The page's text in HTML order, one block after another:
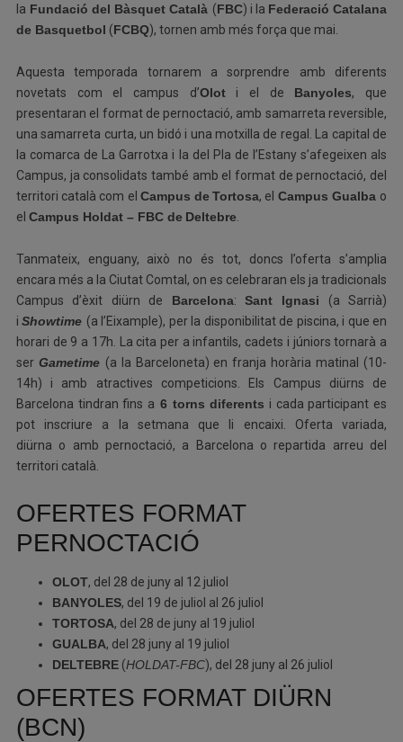
la Fundació del Bàsquet Català (FBC) i la Federació Catalana
de Basquetbol (FCBQ), tornen amb més força que mai.
Aquesta temporada tornarem a sorprendre amb diferents
novetats com el campus d’Oloti el de Banyoles, que
presentaran el format de pernoctació, amb samarreta reversible,
una samarreta curta, un bidó i una motxilla de regal. La capital de
la comarca de La Garrotxa i la del Pla de l’Estany s’afegeixen als
Campus, ja consolidats també amb el format de pernoctació, del
territori català com el Campus de Tortosa, el Campus Gualba o
el Campus Holdat – FBC de Deltebre
Tanmateix, enguany, això no és tot, doncs l’oferta s’amplia
encara més a la Ciutat Comtal, on es celebraran els ja tradicionals
Campus d’èxit diürn de Barcelona: Sant Ignasi (a Sarrià)
iShowtime (a l’Eixample), per la disponibilitat de piscina, i que en
horari de 9 a 17h. La cita per a infantils, cadets i júniors tornarà a
ser Gametime (a la Barceloneta) en franja horària matinal (10-
14h) i amb atractives competicions. Els Campus diürns de
Barcelona tindran fins a 6 torns diferents i cada participant es
pot inscriure a la setmana que li encaixi. Oferta variada,
diürna o amb pernoctació, a Barcelona o repartida arreu del
territori català.
OFERTES FORMAT
PERNOCTACIÓ
OLOT, del 28 de juny al 12 juliol
BANYOLES, del 19 de juliol al 26 juliol
TORTOSA, del 28 de juny al 19 juliol
GUALBA, del 28 juny al 19 juliol
DELTEBRE(HOLDAT-FBC), del 28 juny al 26 juliol
OFERTES FORMAT DIÜRN
(BCN)